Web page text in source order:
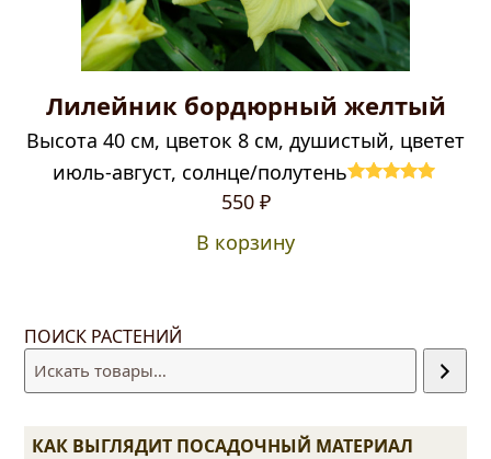
Лилейник бордюрный желтый
Высота 40 см, цветок 8 см, душистый, цветет
июль-август, солнце/полутень
550 ₽
В корзину
ПОИСК РАСТЕНИЙ
КАК ВЫГЛЯДИТ ПОСАДОЧНЫЙ МАТЕРИАЛ